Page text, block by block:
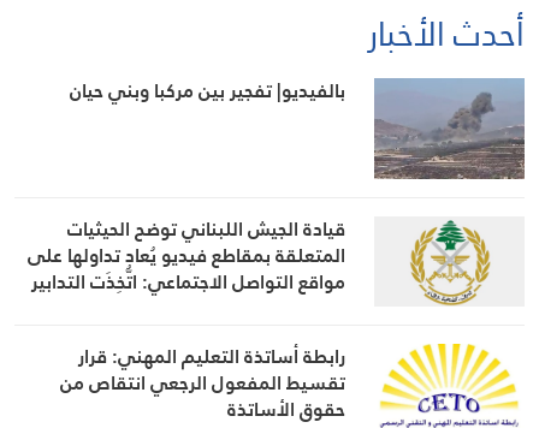
أحدث الأخبار
بالفيديو| تفجير بين مركبا وبني حيان
قيادة الجيش اللبناني توضح الحيثيات
المتعلقة بمقاطع فيديو يُعاد تداولها على
مواقع التواصل الاجتماعي: اتُّخِذَت التدابير
رابطة أساتذة التعليم المهني: قرار
تقسيط المفعول الرجعي انتقاص من
حقوق الأساتذة